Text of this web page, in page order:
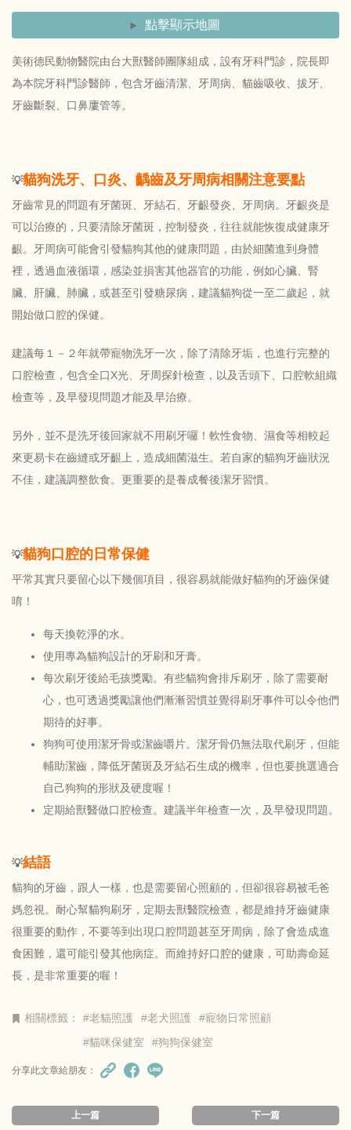
點擊顯示地圖
美術德民動物醫院由台大獸醫師團隊組成，設有牙科門診，院長即
為本院牙科門診醫師，包含牙齒清潔、牙周病、貓齒吸收、拔牙、
牙齒斷裂、口鼻廔管等。
💡貓狗洗牙、口炎、齲齒及牙周病相關注意要點
牙齒常見的問題有牙菌斑、牙結石、牙齦發炎、牙周病。牙齦炎是
可以治療的，只要清除牙菌斑，控制發炎，往往就能恢復成健康牙
齦。牙周病可能會引發貓狗其他的健康問題，由於細菌進到身體
裡，透過血液循環，感染並損害其他器官的功能，例如心臟、腎
臟、肝臟、肺臟，或甚至引發糖尿病，建議貓狗從一至二歲起，就
開始做口腔的保健。
建議每１－２年就帶寵物洗牙一次，除了清除牙垢，也進行完整的
口腔檢查，包含全口X光、牙周探針檢查，以及舌頭下、口腔軟組織
檢查等，及早發現問題才能及早治療。
另外，並不是洗牙後回家就不用刷牙囉！軟性食物、濕食等相較起
來更易卡在齒縫或牙齦上，造成細菌滋生。若自家的貓狗牙齒狀況
不佳，建議調整飲食。更重要的是養成餐後潔牙習慣。
💡貓狗口腔的日常保健
平常其實只要留心以下幾個項目，很容易就能做好貓狗的牙齒保健
唷！
每天換乾淨的水。
使用專為貓狗設計的牙刷和牙膏。
每次刷牙後給毛孩獎勵。有些貓狗會排斥刷牙，除了需要耐
心，也可透過獎勵讓他們漸漸習慣並覺得刷牙事件可以令他們
期待的好事。
狗狗可使用潔牙骨或潔齒嚼片。潔牙骨仍無法取代刷牙，但能
輔助潔齒，降低牙菌斑及牙結石生成的機率，但也要挑選適合
自己狗狗的形狀及硬度喔！
定期給獸醫做口腔檢查。建議半年檢查一次，及早發現問題。
💡結語
貓狗的牙齒，跟人一樣，也是需要留心照顧的，但卻很容易被毛爸
媽忽視。耐心幫貓狗刷牙，定期去獸醫院檢查，都是維持牙齒健康
很重要的動作，不要等到出現口腔問題甚至牙周病，除了會造成進
食困難，還可能引發其他病症。而維持好口腔的健康，可助壽命延
長，是非常重要的喔！
相關標籤： #老貓照護 #老犬照護
#寵物日常照顧
#貓咪保健室
#狗狗保健室
分享此文章給朋友：
上一篇 下一篇